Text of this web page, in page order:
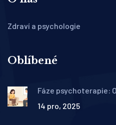
Zdraví a psychologie
Oblíbené
Fáze psychoterapie:
14 pro, 2025